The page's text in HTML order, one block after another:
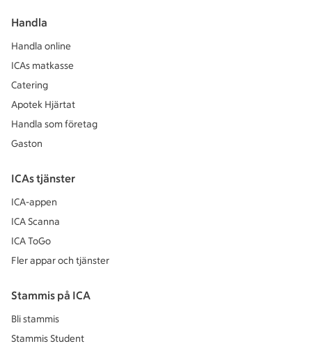
Handla
Handla online
ICAs matkasse
Catering
Apotek Hjärtat
Handla som företag
Gaston
ICAs tjänster
ICA-appen
ICA Scanna
ICA ToGo
Fler appar och tjänster
Stammis på ICA
Bli stammis
Stammis Student